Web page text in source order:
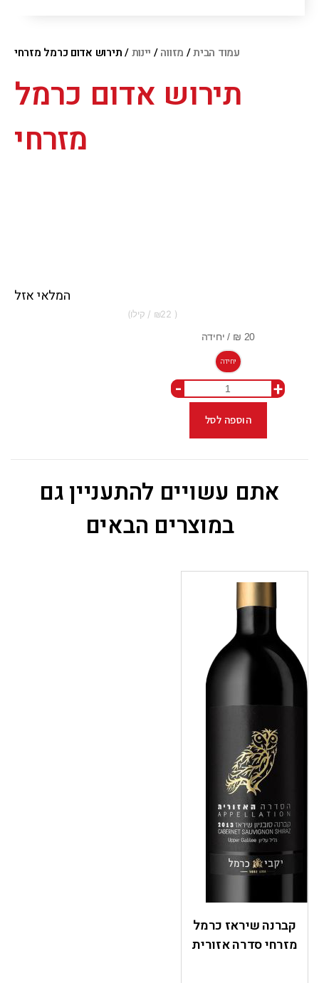
עמוד הבית/ מזווה/ יינות/ תירוש אדום כרמל מזרחי
תירוש אדום כרמל
מזרחי
המלאי אזל
22
יחידה
+
-
הוספה לסל
אתם עשויים להתעניין גם
במוצרים הבאים
קברנה שיראז כרמל
מזרחי סדרה אזורית